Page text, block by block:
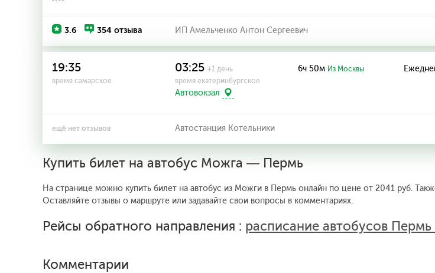
3.6 354 отзыва ИП Амельченко Антон Сергеевич
19:35
время самарское
03:25 +1 день
время екатеринбургское
Автовокзал
6ч 50м Из Москвы
ещё нет отзывов Автостанция Котельники
Купить билет на автобус Можга — Пермь
На странице можно купить билет на автобус из Можги в Пермь онлайн по цене от 2041 руб.
Оставляйте отзывы о маршруте или задавайте свои вопросы в комментариях.
Рейсы обратного направления : расписание автобусов
Комментарии